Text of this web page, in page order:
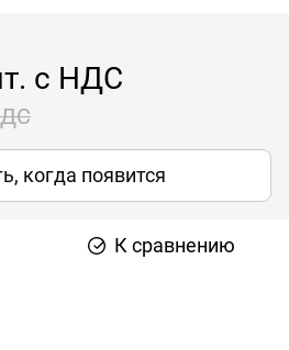
с НДС
когда появится
К сравнению